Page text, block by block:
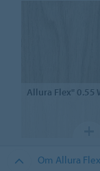
Allura Flex" 0.55
Om Allura